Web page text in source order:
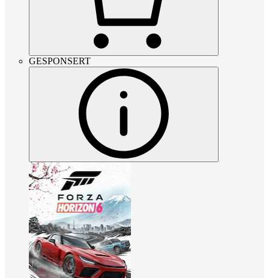
GESPONSERT